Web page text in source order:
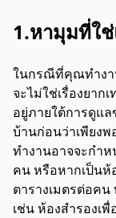
1.หามุมที่ใ
ในกรณีที่คุณทำงา
จะไม่ใช่เรื่องยา
อยู่ภายใต้การดูแ
บ้านก่อนว่าเพียง
ทำงานอาจจะกำ
คน หรือหากเป็นห้
ตารางเมตรต่อค
เช่น ห้องสำรองเ